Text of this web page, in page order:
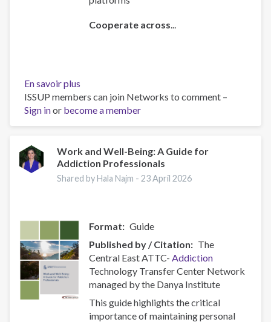
Cooperate across...
En savoir plus
Policy
Brief:
Scam
–
Combating
a
ISSUP members can join Networks to comment –
Sign inor become a member
Work and Well-Being: A Guide for
Addiction Professionals
Shared by Hala Najm -23 April 2026
Format
Guide
Published by / Citation
The
Central East ATTC- Addiction
Technology Transfer Center Network
managed by the Danya Institute
This guide highlights the critical
importance of maintaining personal